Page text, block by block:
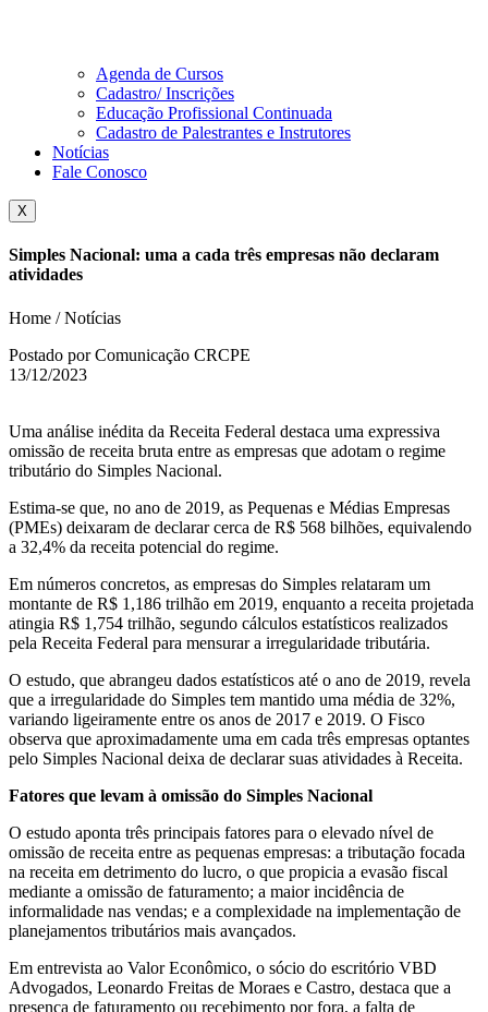
Agenda de Cursos
Cadastro/ Inscrições
Educação Profissional Continuada
Cadastro de Palestrantes e Instrutores
Notícias
Fale Conosco
X
Simples Nacional: uma a cada três empresas não declaram
atividades
Home / Notícias
Postado por Comunicação CRCPE
13/12/2023
Uma análise inédita da Receita Federal destaca uma expressiva
omissão de receita bruta entre as empresas que adotam o regime
tributário do Simples Nacional.
Estima-se que, no ano de 2019, as Pequenas e Médias Empresas
(PMEs) deixaram de declarar cerca de R$ 568 bilhões, equivalendo
a 32,4% da receita potencial do regime.
Em números concretos, as empresas do Simples relataram um
montante de R$ 1,186 trilhão em 2019, enquanto a receita projetada
atingia R$ 1,754 trilhão, segundo cálculos estatísticos realizados
pela Receita Federal para mensurar a irregularidade tributária.
O estudo, que abrangeu dados estatísticos até o ano de 2019, revela
que a irregularidade do Simples tem mantido uma média de 32%,
variando ligeiramente entre os anos de 2017 e 2019. O Fisco
observa que aproximadamente uma em cada três empresas optantes
pelo Simples Nacional deixa de declarar suas atividades à Receita.
Fatores que levam à omissão do Simples Nacional
O estudo aponta três principais fatores para o elevado nível de
omissão de receita entre as pequenas empresas: a tributação focada
na receita em detrimento do lucro, o que propicia a evasão fiscal
mediante a omissão de faturamento; a maior incidência de
informalidade nas vendas; e a complexidade na implementação de
planejamentos tributários mais avançados.
Em entrevista ao Valor Econômico, o sócio do escritório VBD
Advogados, Leonardo Freitas de Moraes e Castro, destaca que a
presença de faturamento ou recebimento por fora, a falta de